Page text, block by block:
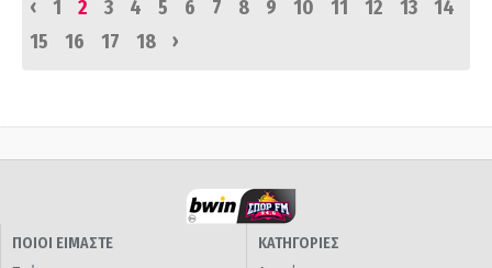
‹
1 2 3 4 5 6 7 8 9 10 11 12 13
14
15
16 17 18 ›
ΠΟΙΟΙ ΕΙΜΑΣΤΕ
ΚΑΤΗΓΟΡΙΕΣ